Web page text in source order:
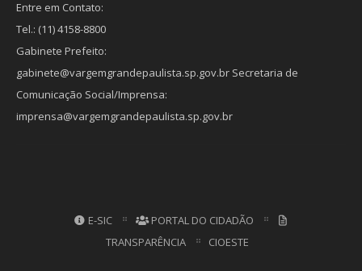
Entre em Contato:
Tel.: (11) 4158-8800
Gabinete Prefeito:
gabinete@vargemgrandepaulista.sp.gov.br Secretaria de
Comunicação Social/Imprensa:
imprensa@vargemgrandepaulista.sp.gov.br
E-SIC
PORTAL DO CIDADÃO
TRANSPARÊNCIA
CIOESTE